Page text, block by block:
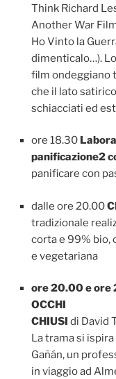
Think Richard
Another War
Ho Vinto la
dimenticalo…).
film ondeggiano
che il lato
schiacciati ed
ore 18.30
panificazione2
panificare con
dalle ore 20.00
tradizionale
corta e 99% bio,
e vegetariana
ore 20.00 e ore
OCCHI
CHIUSI di David
La trama si
Gañán, un
in viaggio ad